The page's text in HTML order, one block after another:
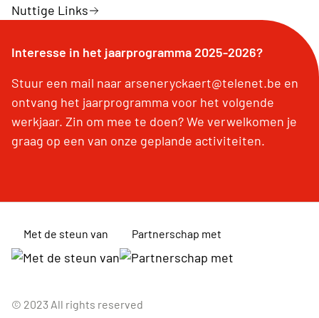
Nuttige Links
Interesse in het jaarprogramma 2025-2026?
Stuur een mail naar arseneryckaert@telenet.be en
ontvang het jaarprogramma voor het volgende
werkjaar. Zin om mee te doen? We verwelkomen je
graag op een van onze geplande activiteiten.
Met de steun van Partnerschap met
© 2023 All rights reserved